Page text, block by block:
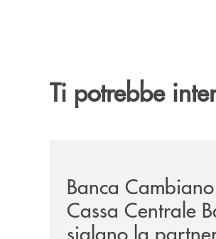
Ti potrebbe
Banca
Cassa Centrale
siglano la